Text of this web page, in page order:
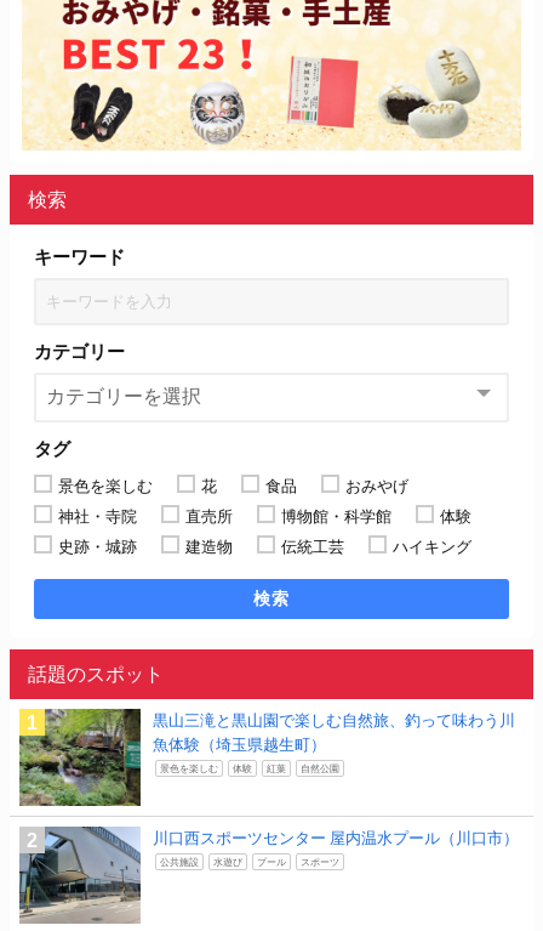
検索
キーワード
カテゴリー
タグ
景色を楽しむ 花 食品
おみやげ
神社・寺院
直売所 博物館・科学館
体験
史跡・城跡
建造物 伝統工芸 ハイキング
検索
話題のスポット
黒山三滝と黒山園で楽しむ自然旅、釣って味わう川
魚体験（埼玉県越生町）
景色を楽しむ 体験 紅葉 自然公園
川口西スポーツセンター 屋内温水プール（川口市）
公共施設 水遊び プール スポーツ